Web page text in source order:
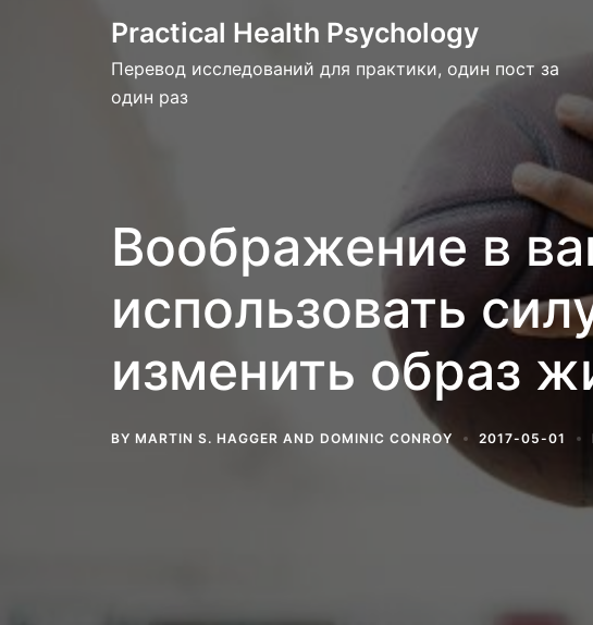
Practical Health Psychology
Перевод исследований для практики, один пост за
один раз
Воображение в
использовать
изменить образ
BY MARTIN S. HAGGER AND DOMINIC CONROY 2017-05-01